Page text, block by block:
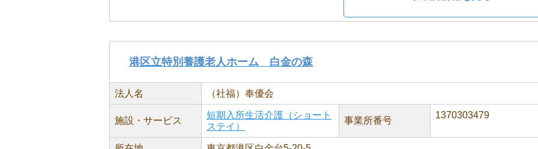
港区立特別養護老人ホーム 白金の森
法人名 （社福）奉優会
施設・サービス
短期入所生活介護（ショート
ステイ）
事業所番号
1370303479